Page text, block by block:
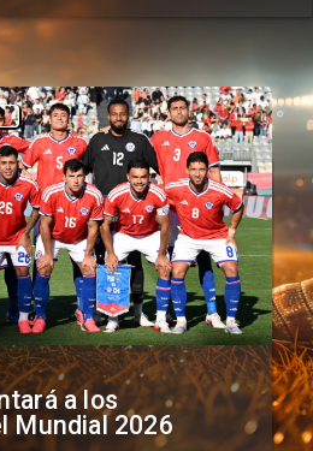
a los
Mundial 2026